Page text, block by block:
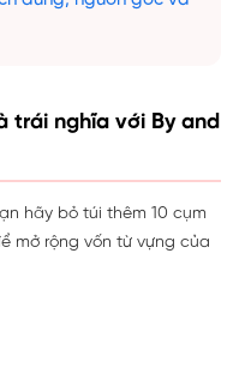
trái nghĩa với By and
hãy bỏ túi thêm 10 cụm
mở rộng vốn từ vựng của